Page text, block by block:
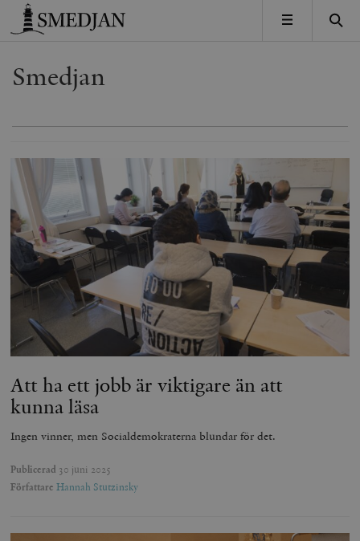
Timbro
MENY
Smedjan
Att ha ett jobb är viktigare än att
kunna läsa
Ingen vinner, men Socialdemokraterna blundar för det.
Publicerad 30 juni 2025
Författare Hannah Stutzinsky